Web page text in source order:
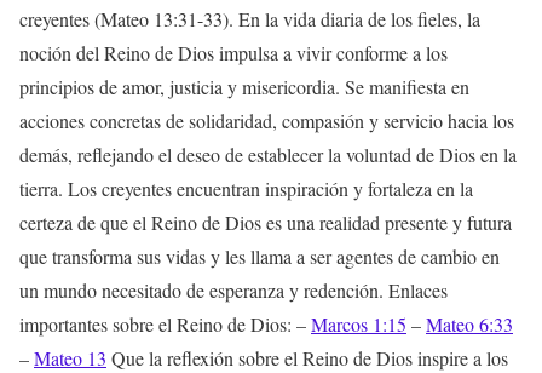
creyentes (Mateo 13:31-33). En la vida diaria de los fieles, la
noción del Reino de Dios impulsa a vivir conforme a los
principios de amor, justicia y misericordia. Se manifiesta en
acciones concretas de solidaridad, compasión y servicio hacia los
demás, reflejando el deseo de establecer la voluntad de Dios en la
tierra. Los creyentes encuentran inspiración y fortaleza en la
certeza de que el Reino de Dios es una realidad presente y futura
que transforma sus vidas y les llama a ser agentes de cambio en
un mundo necesitado de esperanza y redención. Enlaces
importantes sobre el Reino de Dios: –Marcos 1:15 –Mateo 6:33
–Mateo 13 Que la reflexión sobre el Reino de Dios inspire a los